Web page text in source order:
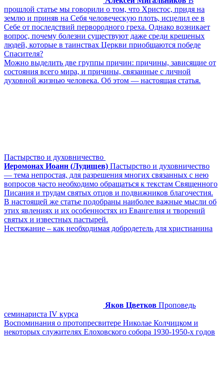
прошлой статье мы говорили о том, что Христос, придя на
землю и приняв на Себя человеческую плоть, исцелил ее в
Себе от последствий первородного греха. Однако возникает
вопрос, почему болезни существуют даже среди крещеных
людей, которые в таинствах Церкви приобщаются победе
Спасителя?
Можно выделить две группы причин: причины, зависящие от
состояния всего мира, и причины, связанные с личной
духовной жизнью человека. Об этом — настоящая статья.
Пастырство и духовничество
Иеромонах Иоанн (Лудищев) Пастырство и духовничество
— тема непростая, для разрешения многих связанных с нею
вопросов часто необходимо обращаться к текстам Священного
Писания и трудам святых отцов и подвижников благочестия.
В настоящей же статье подобраны наиболее важные мысли об
этих явлениях и их особенностях из Евангелия и творений
святых и известных пастырей.
Нестяжание – как необходимая добродетель для христианина
Яков Цветков Проповедь
семинариста IV курса
Воспоминания о протопресвитере Николае Колчицком и
некоторых служителях Елоховского собора 1930-1950-х годов